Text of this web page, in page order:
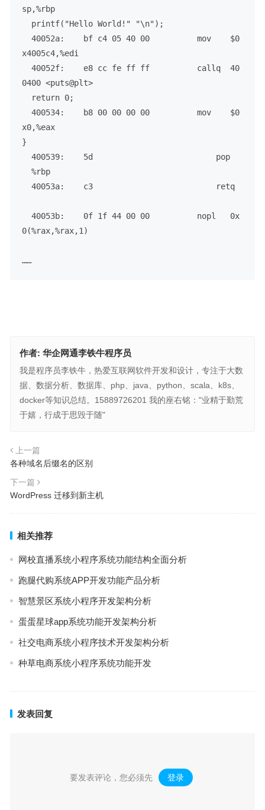
sp,%rbp
printf("Hello World!" "\n");
40052a:    bf c4 05 40 00          mov    $0
x4005c4,%edi
40052f:    e8 cc fe ff ff          callq  40
0400 <puts@plt>
return 0;
400534:    b8 00 00 00 00          mov    $0
x0,%eax
}
400539:    5d                          pop
%rbp
40053a:    c3                          retq
40053b:    0f 1f 44 00 00          nopl   0x
0(%rax,%rax,1)
……
作者: 华企网通李铁牛程序员
我是程序员李铁牛，热爱互联网软件开发和设计，专注于大数
据、数据分析、数据库、php、java、python、scala、k8s、
docker等知识总结。15889726201 我的座右铭："业精于勤荒
于嬉，行成于思毁于随"
上一篇
各种域名后缀名的区别
下一篇
WordPress 迁移到新主机
相关推荐
网校直播系统小程序系统功能结构全面分析
跑腿代购系统APP开发功能产品分析
智慧景区系统小程序开发架构分析
蛋蛋星球app系统功能开发架构分析
社交电商系统小程序技术开发架构分析
种草电商系统小程序系统功能开发
发表回复
要发表评论，您必须先 登录 。